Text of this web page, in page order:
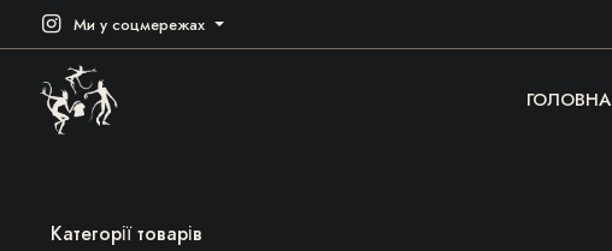
Ми у соцмережах
ГОЛОВНА
Категорії товарів